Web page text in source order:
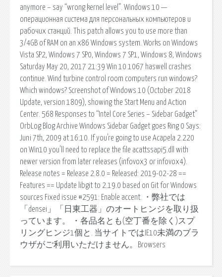
anymore – say “wrong kernel level”. Windows 10 —
операционная система для персональных компьютеров и
рабочих станций. This patch allows you to use more than
3/4GB of RAM on an x86 Windows system. Works on Windows
Vista SP2, Windows 7 SP0, Windows 7 SP1, Windows 8, Windows
Saturday May 20, 2017 21:39 Win 10 1067 haswell crashes
continue. Wind turbine control room computers run windows?
Which windows? Screenshot of Windows 10 (October 2018
Update, version 1809), showing the Start Menu and Action
Center. 568 Responses to “Intel Core Series – Sidebar Gadget”
OrbLog Blog Archive Windows Sidebar Gadget goes Ring 0 Says:
Juni 7th, 2009 at 16:10. If you're going to use Acapela 2.220
on Win10 you'll need to replace the file acattssapi5.dll with
newer version from later releases (infovox3 or infovox4).
Release notes = Release 2.8.0 = Released: 2019-02-28 ==
Features == Update libgit to 2.19.0 based on Git for Windows
sources Fixed issue #2591: Enable accent. ・弊社では
「densei」「日東工器」のオートヒンジを取り扱
っています。 ・各品名とも(空丁番を除く)スプ
リングヒンジ1個と. 当サイトではIE10未満のブラ
ウザがご利用いただけません。Browsers